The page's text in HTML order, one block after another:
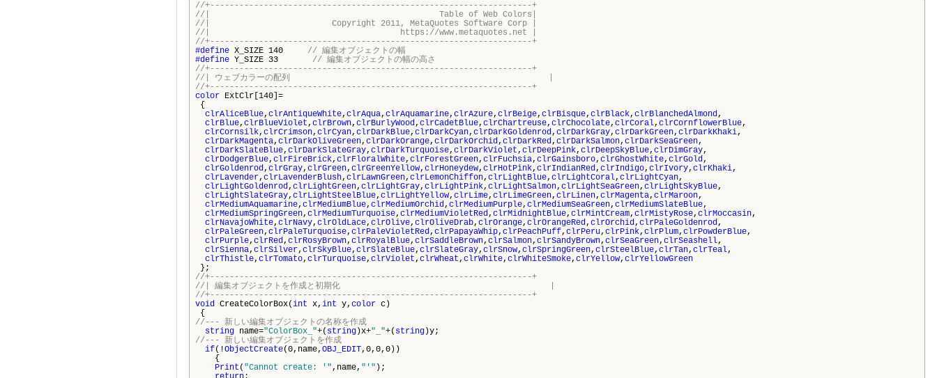
//+------------------------------------------------------------------+
//| Table of Web Colors|
//| Copyright 2011, MetaQuotes Software Corp |
//| https://www.metaquotes.net |
//+------------------------------------------------------------------+
#define X_SIZE 140 // 編集オブジェクトの幅
#define Y_SIZE 33 // 編集オブジェクトの幅の高さ
//+------------------------------------------------------------------+
//| ウェブカラーの配列 |
//+------------------------------------------------------------------+
color ExtClr[140]=
{
clrAliceBlue, clrAntiqueWhite, clrAqua, clrAquamarine, clrAzure, clrBeige, clrBisque, clrBlack, clrBlanchedAlmond,
clrBlue, clrBlueViolet, clrBrown, clrBurlyWood, clrCadetBlue, clrChartreuse, clrChocolate, clrCoral, clrCornflowerBlue,
clrCornsilk, clrCrimson, clrCyan, clrDarkBlue, clrDarkCyan, clrDarkGoldenrod, clrDarkGray, clrDarkGreen, clrDarkKhaki,
clrDarkMagenta, clrDarkOliveGreen, clrDarkOrange, clrDarkOrchid, clrDarkRed, clrDarkSalmon, clrDarkSeaGreen,
clrDarkSlateBlue, clrDarkSlateGray, clrDarkTurquoise, clrDarkViolet, clrDeepPink, clrDeepSkyBlue, clrDimGray,
clrDodgerBlue, clrFireBrick, clrFloralWhite, clrForestGreen, clrFuchsia, clrGainsboro, clrGhostWhite, clrGold,
clrGoldenrod, clrGray, clrGreen, clrGreenYellow, clrHoneydew, clrHotPink, clrIndianRed, clrIndigo, clrIvory, clrKhaki,
clrLavender, clrLavenderBlush, clrLawnGreen, clrLemonChiffon, clrLightBlue, clrLightCoral, clrLightCyan,
clrLightGoldenrod, clrLightGreen, clrLightGray, clrLightPink, clrLightSalmon, clrLightSeaGreen, clrLightSkyBlue,
clrLightSlateGray, clrLightSteelBlue, clrLightYellow, clrLime, clrLimeGreen, clrLinen, clrMagenta, clrMaroon,
clrMediumAquamarine, clrMediumBlue, clrMediumOrchid, clrMediumPurple, clrMediumSeaGreen, clrMediumSlateBlue,
clrMediumSpringGreen, clrMediumTurquoise, clrMediumVioletRed, clrMidnightBlue, clrMintCream, clrMistyRose, clrMoccasin,
clrNavajoWhite, clrNavy, clrOldLace, clrOlive, clrOliveDrab, clrOrange, clrOrangeRed, clrOrchid, clrPaleGoldenrod,
clrPaleGreen, clrPaleTurquoise, clrPaleVioletRed, clrPapayaWhip, clrPeachPuff, clrPeru, clrPink, clrPlum, clrPowderBlue,
clrPurple, clrRed, clrRosyBrown, clrRoyalBlue, clrSaddleBrown, clrSalmon, clrSandyBrown, clrSeaGreen, clrSeashell,
clrSienna, clrSilver, clrSkyBlue, clrSlateBlue, clrSlateGray, clrSnow, clrSpringGreen, clrSteelBlue, clrTan, clrTeal,
clrThistle, clrTomato, clrTurquoise, clrViolet, clrWheat, clrWhite, clrWhiteSmoke, clrYellow, clrYellowGreen
};
//+------------------------------------------------------------------+
//| 編集オブジェクトを作成と初期化 |
//+------------------------------------------------------------------+
void CreateColorBox(int x, int y, color c)
{
//--- 新しい編集オブジェクトの名称を作成
string name="ColorBox_"+( string )x+"_"+( string )y;
//--- 新しい編集オブジェクトを作成
if(!ObjectCreate(0,name, OBJ_EDIT,0,0,0))
{
Print ( "Cannot create: '",name, "'" );